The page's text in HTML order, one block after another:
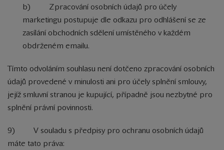
b) Zpracování osobních údajů pro účely
marketingu postupuje dle odkazu pro odhlášení se ze
zasílání obchodních sdělení umístěného v každém
obdrženém emailu.
Tímto odvoláním souhlasu není dotčeno zpracování osobních
údajů provedené v minulosti ani pro účely splnění smlouvy,
jejíž smluvní stranou je kupující, případně jsou nezbytné pro
splnění právní povinnosti.
9) V souladu s předpisy pro ochranu osobních údajů
máte tato práva: